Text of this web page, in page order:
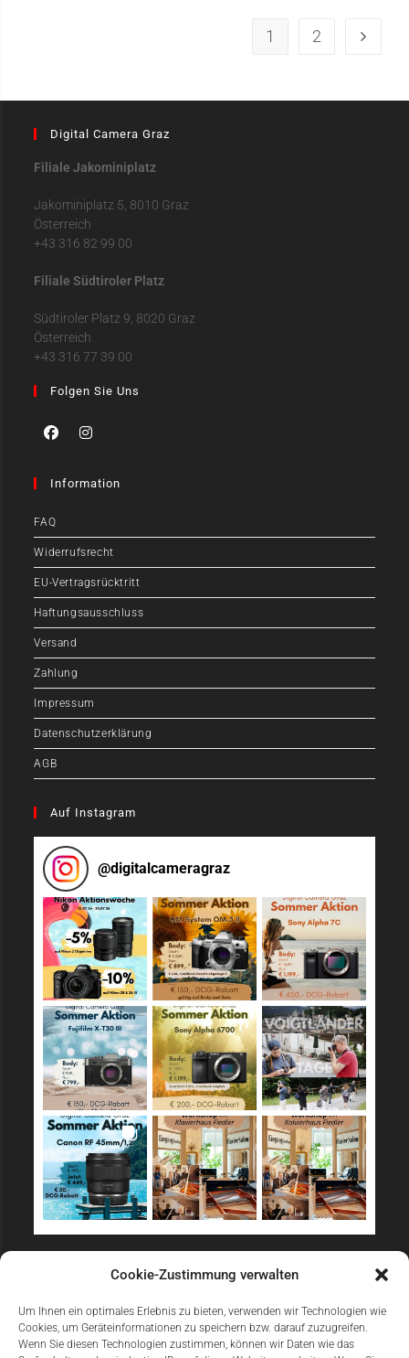
Cookie-Zustimmung verwalten
Um Ihnen ein optimales Erlebnis zu bieten, verwenden wir Technologien wie
Cookies, um Geräteinformationen zu speichern bzw. darauf zuzugreifen.
Wenn Sie diesen Technologien zustimmen, können wir Daten wie das
1 2
Digital Camera Graz
Filiale Jakominiplatz
Jakominiplatz 5, 8010 Graz
Österreich
+43 316 82 99 00
Filiale Südtiroler Platz
Südtiroler Platz 9, 8020 Graz
Österreich
+43 316 77 39 00
Folgen Sie Uns
Information
FAQ
Widerrufsrecht
EU-Vertragsrücktritt
Haftungsausschluss
Versand
Zahlung
Impressum
Datenschutzerklärung
AGB
Auf Instagram
@digitalcameragraz
Sicher Einkaufen